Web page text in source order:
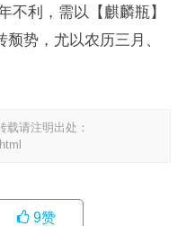
不利，需以【麒麟瓶】
势，尤以农历三月、
请注明出处：
9赞